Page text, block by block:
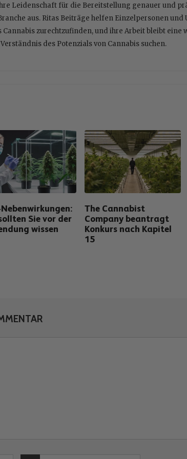
Leidenschaft für die Bereitstellung genauer und
aus. Ritas Beiträge helfen Einzelpersonen
zurechtzufinden, und ihre Arbeit bleibt eine
des Potenzials von Cannabis suchen.
Nebenwirkungen:
Sie vor der
wissen
The Cannabist
Company beantragt
Konkurs nach Kapitel
15